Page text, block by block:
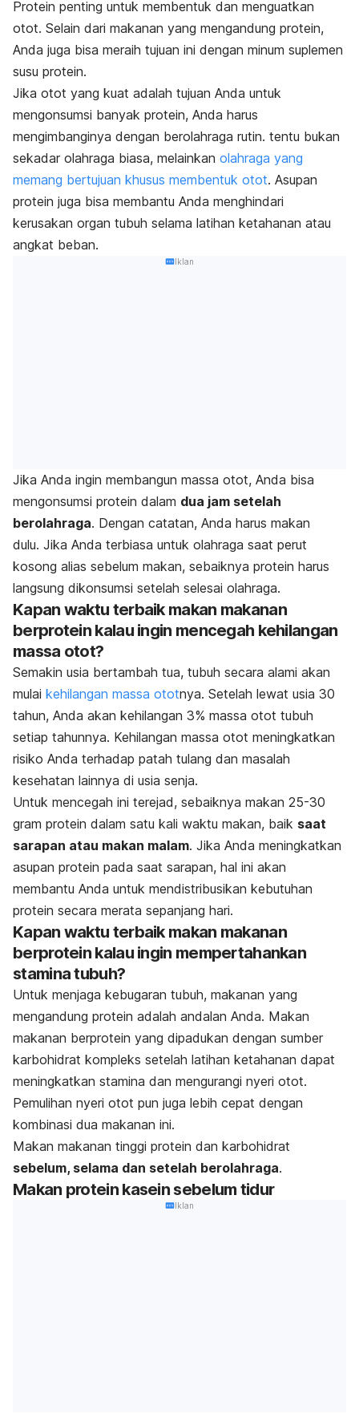
Protein penting untuk membentuk dan menguatkan
otot. Selain dari makanan yang mengandung protein,
Anda juga bisa meraih tujuan ini dengan minum suplemen
susu protein.
Jika otot yang kuat adalah tujuan Anda untuk
mengonsumsi banyak protein, Anda harus
mengimbanginya dengan berolahraga rutin. tentu bukan
sekadar olahraga biasa, melainkan olahraga yang
memang bertujuan khusus membentuk otot. Asupan
protein juga bisa membantu Anda menghindari
kerusakan organ tubuh selama latihan ketahanan atau
angkat beban.
Iklan
Jika Anda ingin membangun massa otot, Anda bisa
mengonsumsi protein dalam dua jam setelah
berolahraga. Dengan catatan, Anda harus makan
dulu. Jika Anda terbiasa untuk olahraga saat perut
kosong alias sebelum makan, sebaiknya protein harus
langsung dikonsumsi setelah selesai olahraga.
Kapan waktu terbaik makan makanan
berprotein kalau ingin mencegah kehilangan
massa otot?
Semakin usia bertambah tua, tubuh secara alami akan
mulai kehilangan massa ototnya. Setelah lewat usia 30
tahun, Anda akan kehilangan 3% massa otot tubuh
setiap tahunnya. Kehilangan massa otot meningkatkan
risiko Anda terhadap patah tulang dan masalah
kesehatan lainnya di usia senja.
Untuk mencegah ini terejad, sebaiknya makan 25-30
gram protein dalam satu kali waktu makan, baik saat
sarapan atau makan malam. Jika Anda meningkatkan
asupan protein pada saat sarapan, hal ini akan
membantu Anda untuk mendistribusikan kebutuhan
protein secara merata sepanjang hari.
Kapan waktu terbaik makan makanan
berprotein kalau ingin mempertahankan
stamina tubuh?
Untuk menjaga kebugaran tubuh, makanan yang
mengandung protein adalah andalan Anda. Makan
makanan berprotein yang dipadukan dengan sumber
karbohidrat kompleks setelah latihan ketahanan dapat
meningkatkan stamina dan mengurangi nyeri otot.
Pemulihan nyeri otot pun juga lebih cepat dengan
kombinasi dua makanan ini.
Makan makanan tinggi protein dan karbohidrat
sebelum, selama dan setelah berolahraga.
Makan protein kasein sebelum tidur
Iklan